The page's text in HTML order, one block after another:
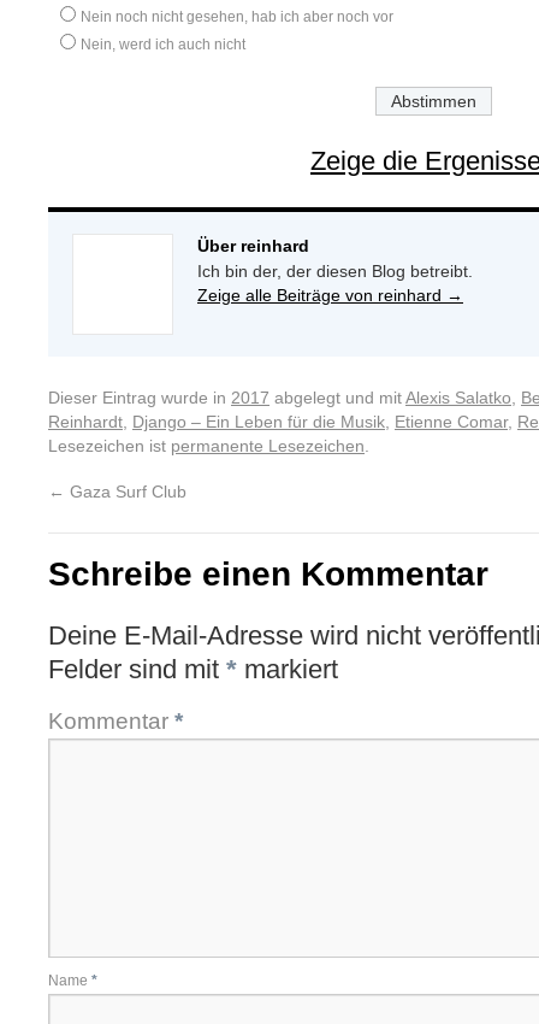
Nein noch nicht gesehen, hab ich aber noch vor
Nein, werd ich auch nicht
Zeige die
Über reinhard
Ich bin der, der diesen Blog betreibt.
Zeige alle Beiträge von reinhard →
Dieser Eintrag wurde in 2017 abgelegt und mitAlexis Salatko
Reinhardt Django – Ein Leben für die Musik Etienne Comar,
Lesezeichen ist permanente Lesezeichen
← Gaza Surf Club
Schreibe einen Kommentar
Deine E-Mail-Adresse wird nicht
Felder sind mit * markiert
Kommentar *
Name *